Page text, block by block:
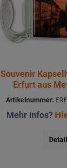
Souvenir
Erfurt aus
Artikelnummer:
Mehr Infos?